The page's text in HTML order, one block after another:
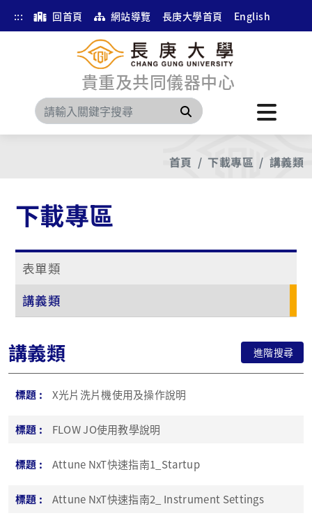
::: 回首頁 網站導覽 長庚大學首頁 English
貴重及共同儀器中心
搜尋
首頁 下載專區 講義類
下載專區
表單類
講義類
講義類 進階搜尋
X光片洗片機使用及操作說明
FLOW JO使用教學說明
Attune NxT快速指南1_Startup
Attune NxT快速指南2_ Instrument Settings